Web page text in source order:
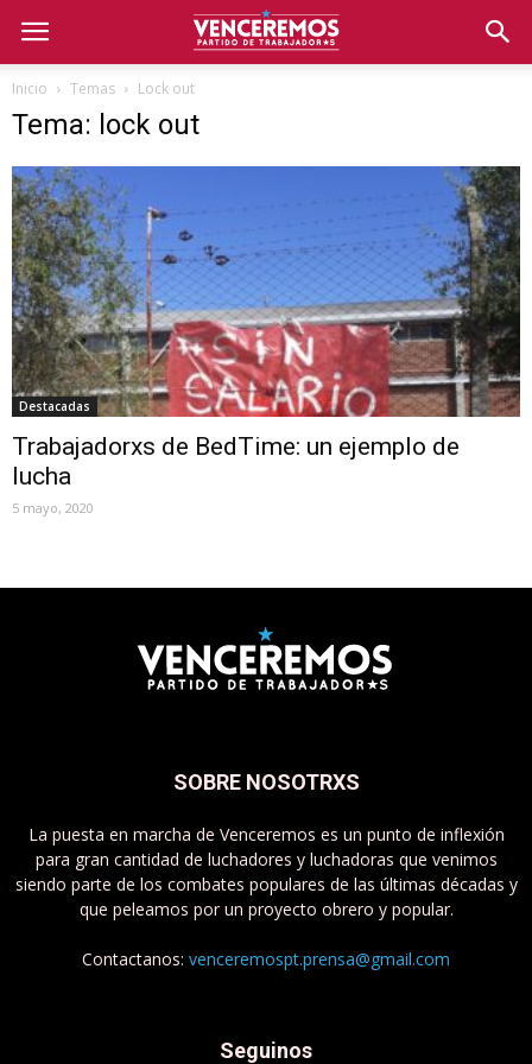
Inicio Temas Lock out
Tema: lock out
Destacadas
Trabajadorxs de BedTime: un ejemplo de
lucha
5 mayo, 2020
SOBRE NOSOTRXS
La puesta en marcha de Venceremos es un punto de inflexión
para gran cantidad de luchadores y luchadoras que venimos
siendo parte de los combates populares de las últimas décadas y
que peleamos por un proyecto obrero y popular.
Contactanos: venceremospt.prensa@gmail.com
Seguinos